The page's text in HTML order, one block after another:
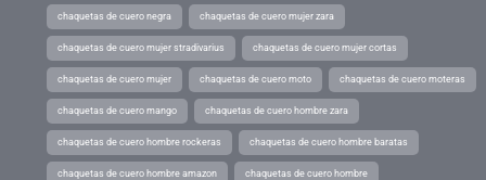
chaquetas de cuero negra chaquetas de cuero mujer zara
chaquetas de cuero mujer stradivarius chaquetas de cuero mujer cortas
chaquetas de cuero mujer chaquetas de cuero moto chaquetas de cuero moteras
chaquetas de cuero mango chaquetas de cuero hombre zara
chaquetas de cuero hombre rockeras chaquetas de cuero hombre baratas
chaquetas de cuero hombre amazon chaquetas de cuero hombre